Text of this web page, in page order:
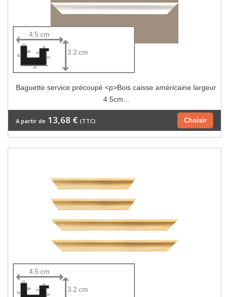
4.5 cm
3.2 cm
Baguette service précoupé <p>Bois caisse américaine largeur
4.5cm...
Choisir
A partir de 13,68 € (TTC)
4.5 cm
3.2 cm